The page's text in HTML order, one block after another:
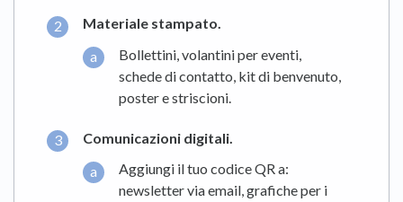
Materiale stampato.
Bollettini, volantini per eventi,
schede di contatto, kit di benvenuto,
poster e striscioni.
Comunicazioni digitali.
Aggiungi il tuo codice QR a:
newsletter via email, grafiche per i